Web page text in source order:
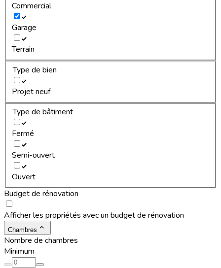
Commercial
Garage
Terrain
Type de bien
Projet neuf
Type de bâtiment
Fermé
Semi-ouvert
Ouvert
Budget de rénovation
Afficher les propriétés avec un budget de rénovation
Chambres
Nombre de chambres
Minimum